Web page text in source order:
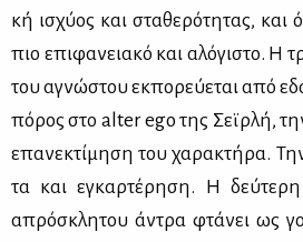
κή ισχύ­ος και στα­θε­ρό­τη­τας, και
πιο επι­φα­νεια­κό και αλό­γι­στο. Η
του αγνώ­στου εκ­πο­ρεύ­ε­ται από
πό­ρος στο alter ego της Σεϊρ­λή,
επα­νε­κτί­μη­ση του χα­ρα­κτή­ρα.
τα και εγκαρ­τέ­ρη­ση. Η
απρό­σκλη­του άντρα φτά­νει ως